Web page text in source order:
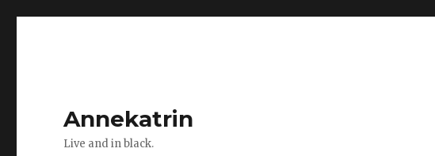
Annekatrin
Live and in black.